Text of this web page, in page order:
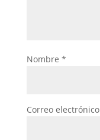
Nombre *
Correo electrónico